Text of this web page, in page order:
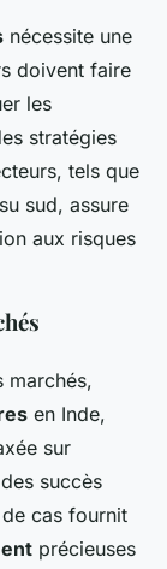
nécessite une
doivent faire
les
stratégies
tels que
sud, assure
aux risques
marchés,
en Inde,
sur
succès
cas fournit
précieuses